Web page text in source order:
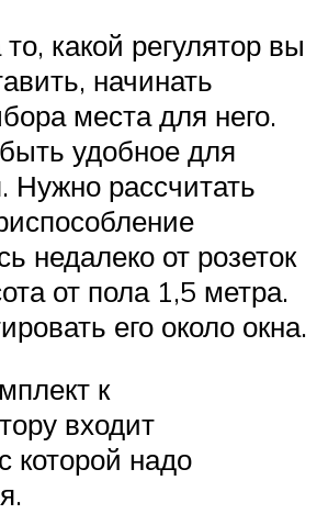
какой регулятор вы
начинать
места для него.
удобное для
Нужно рассчитать
недалеко от розеток
от пола 1,5 метра.
его около окна.
к
входит
которой надо